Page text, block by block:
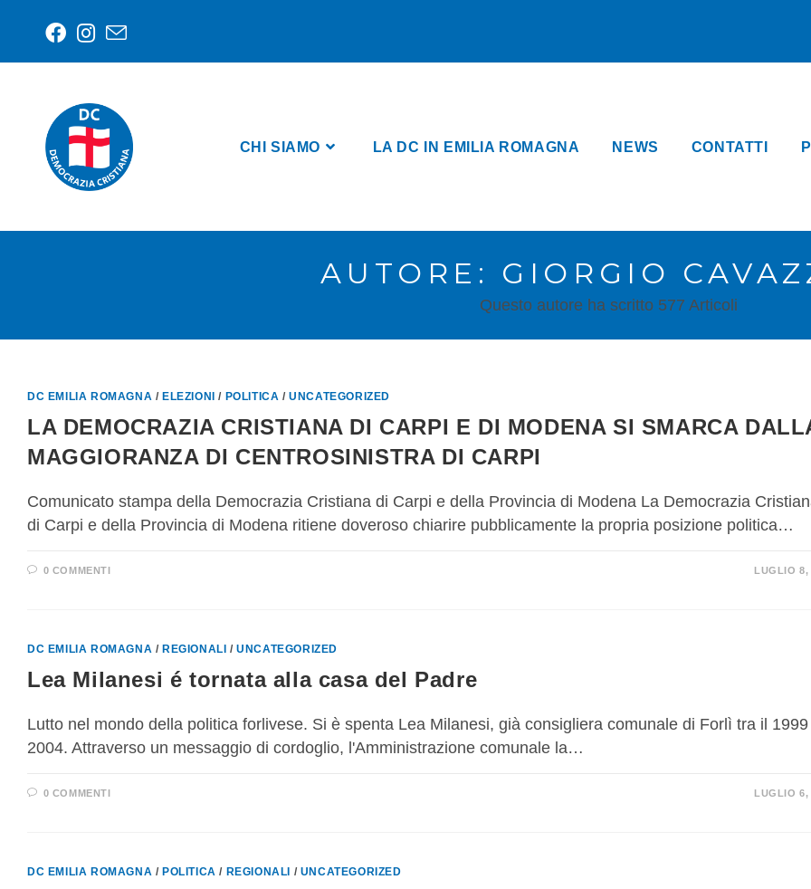
CHI SIAMO LA DC IN EMILIA ROMAGNA NEWS CONTATTI
AUTORE: GIORGIO
Questo autore ha scritto 577 Articoli
DC EMILIA ROMAGNA / ELEZIONI / POLITICA /UNCATEGORIZED
LA DEMOCRAZIA CRISTIANA DI CARPI E DI MODENA SI SMARCA
MAGGIORANZA DI CENTROSINISTRA DI CARPI
Comunicato stampa della Democrazia Cristiana di Carpi e della Provincia di Modena La Democrazia
di Carpi e della Provincia di Modena ritiene doveroso chiarire pubblicamente la propria posizione politica…
0 COMMENTI LUGLIO 8,
DC EMILIA ROMAGNA / REGIONALI /UNCATEGORIZED
Lea Milanesi é tornata alla casa del Padre
Lutto nel mondo della politica forlivese. Si è spenta Lea Milanesi, già consigliera comunale di Forlì tra il 1999
2004. Attraverso un messaggio di cordoglio, l'Amministrazione comunale la…
0 COMMENTI LUGLIO 6,
DC EMILIA ROMAGNA / POLITICA / REGIONALI / UNCATEGORIZED